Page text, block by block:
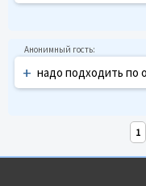
+ надо подходить по
1